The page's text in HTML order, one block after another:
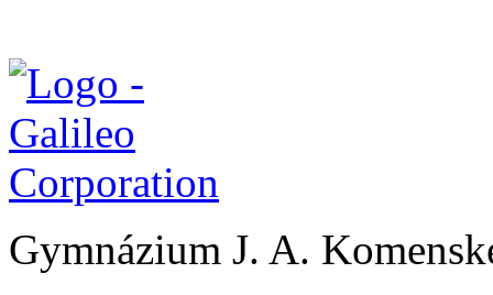
Gymnázium J. A.